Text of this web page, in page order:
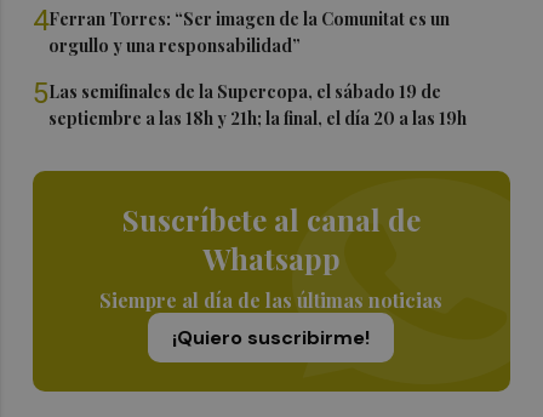
4Ferran Torres: “Ser imagen de la Comunitat es un
orgullo y una responsabilidad”
5Las semifinales de la Supercopa, el sábado 19 de
septiembre a las 18h y 21h; la final, el día 20 a las 19h
Suscríbete al canal de
Whatsapp
Siempre al día de las últimas noticias
¡Quiero suscribirme!